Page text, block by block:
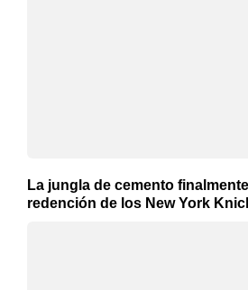
La jungla de cemento
redención de los New York